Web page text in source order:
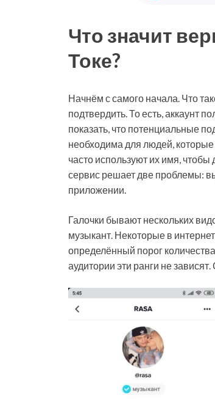
Что значит
Токе?
Начнём с самого начала. Что
подтвердить. То есть, аккаунт
показать, что потенциальные
необходима для людей,
часто используют их имя,
сервис решает две проблемы:
приложении.
Галочки бывают нескольких
музыкант. Некоторые в
определённый порог
аудитории эти ранги не